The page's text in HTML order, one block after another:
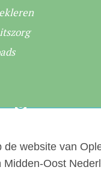
de website van
Midden-Oost